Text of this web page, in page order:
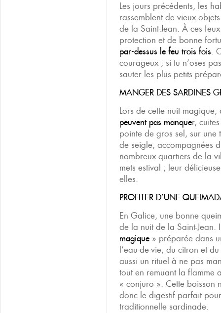
Les jours précédents, les
rassemblent de vieux
de la Saint-Jean. À ces
protection et de bonne
par-dessus le feu trois fois.
courageux ; si tu n’oses
sauter les plus petits
MANGER DES SARDINES
Lors de cette nuit
peuvent pas manquer,
pointe de gros sel, sur
de seigle, accompagnées
nombreux quartiers de la
mets estival ; leur
elles.
PROFITER D’UNE
En Galice, une bonne
de la nuit de la Saint-Jean.
magique » préparée dans
l’eau-de-vie, du citron et
aussi un rituel à ne pas
tout en remuant la flamme
« conjuro ». Cette boisson
donc le digestif parfait
traditionnelle sardinade.